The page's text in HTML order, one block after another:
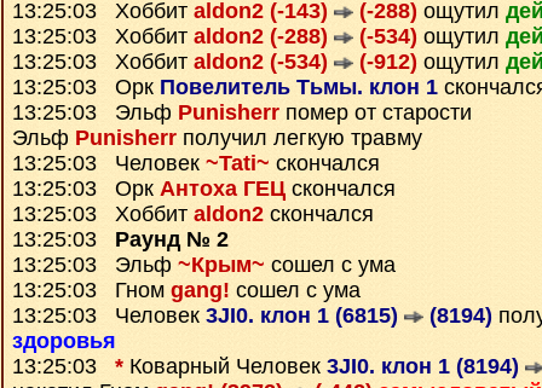
13:25:03 Хоббит aldon2 (-143) (-288) ощутил
13:25:03 Хоббит aldon2 (-288) (-534) ощутил
13:25:03 Хоббит aldon2 (-534) (-912) ощутил
13:25:03 Орк Повелитель Тьмы. клон 1
13:25:03 Эльф Punisherr помер от старости
Эльф Punisherr получил легкую травму
13:25:03 Человек ~Tati~ скончался
13:25:03 Орк Антоха ГЕЦ скончался
13:25:03 Хоббит aldon2 скончался
13:25:03 Раунд № 2
13:25:03 Эльф ~Крым~ сошел с ума
13:25:03 Гном gang! сошел с ума
13:25:03 Человек 3JI0. клон 1 (6815) (8194)
здоровья
13:25:03 * Коварный Человек 3JI0. клон 1 (8194)